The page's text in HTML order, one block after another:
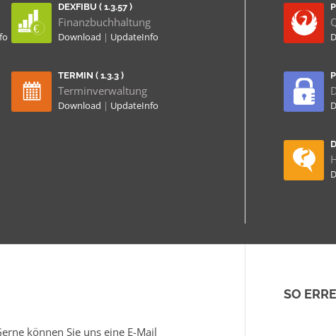
DEXFIBU ( 1.3.57 )
Finanzbuchhaltung
Download | UpdateInfo
TERMIN ( 1.3.3 )
Terminverwaltung
Download | UpdateInfo
können Sie uns eine E-Mail
SO